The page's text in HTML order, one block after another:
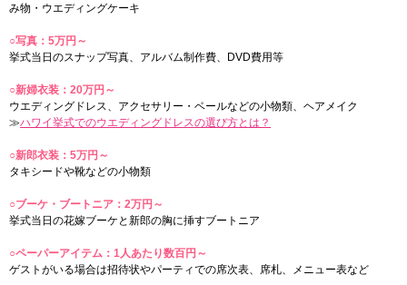
み物・ウエディングケーキ
○写真：5万円～
挙式当日のスナップ写真、アルバム制作費、DVD費用等
○新婦衣装：20万円～
ウエディングドレス、アクセサリー・ベールなどの小物類、ヘアメイク
≫ハワイ挙式でのウエディングドレスの選び方とは？
○新郎衣装：5万円～
タキシードや靴などの小物類
○ブーケ・ブートニア：2万円～
挙式当日の花嫁ブーケと新郎の胸に挿すブートニア
○ペーパーアイテム：1人あたり数百円～
ゲストがいる場合は招待状やパーティでの席次表、席札、メニュー表など